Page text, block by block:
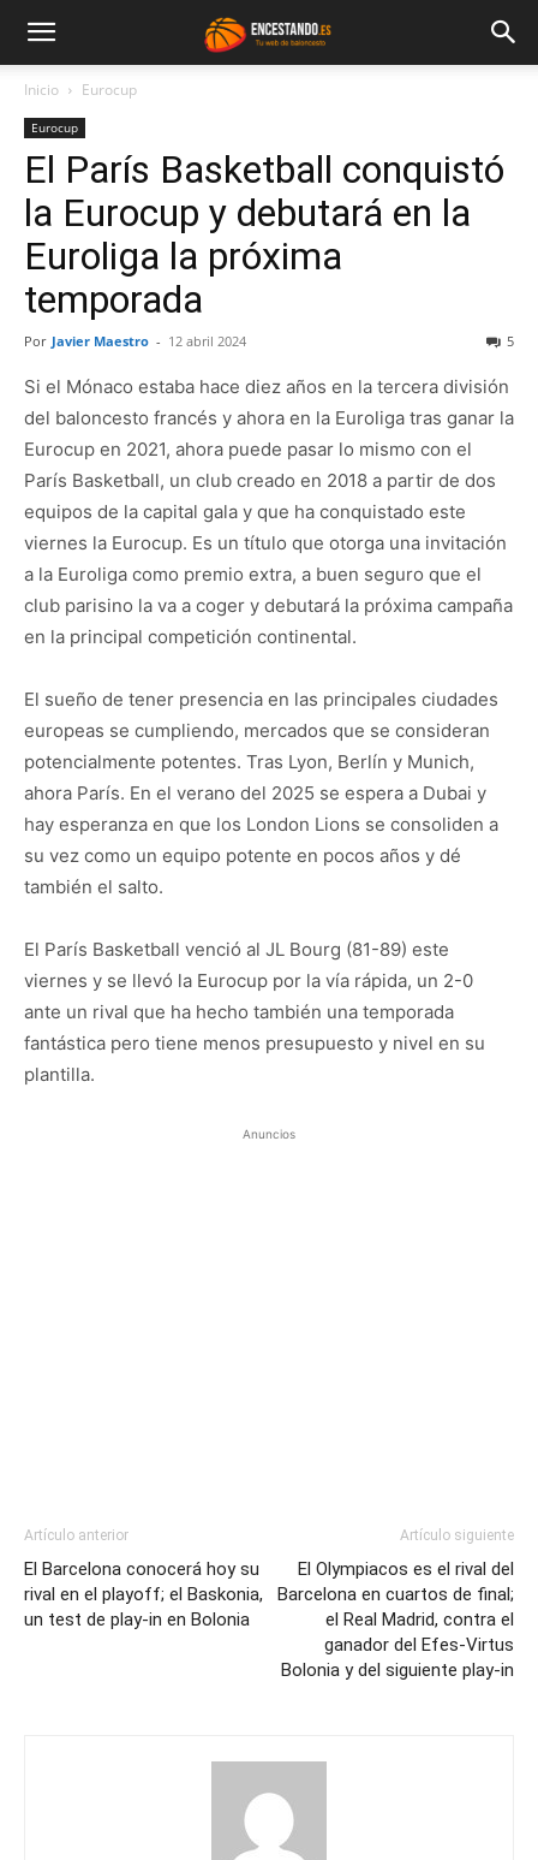
Inicio Eurocup
Eurocup
El París Basketball conquistó
la Eurocup y debutará en la
Euroliga la próxima
temporada
Por Javier Maestro - 12 abril 2024 5
Si el Mónaco estaba hace diez años en la tercera división
del baloncesto francés y ahora en la Euroliga tras ganar la
Eurocup en 2021, ahora puede pasar lo mismo con el
París Basketball, un club creado en 2018 a partir de dos
equipos de la capital gala y que ha conquistado este
viernes la Eurocup. Es un título que otorga una invitación
a la Euroliga como premio extra, a buen seguro que el
club parisino la va a coger y debutará la próxima campaña
en la principal competición continental.
El sueño de tener presencia en las principales ciudades
europeas se cumpliendo, mercados que se consideran
potencialmente potentes. Tras Lyon, Berlín y Munich,
ahora París. En el verano del 2025 se espera a Dubai y
hay esperanza en que los London Lions se consoliden a
su vez como un equipo potente en pocos años y dé
también el salto.
El París Basketball venció al JL Bourg (81-89) este
viernes y se llevó la Eurocup por la vía rápida, un 2-0
ante un rival que ha hecho también una temporada
fantástica pero tiene menos presupuesto y nivel en su
plantilla.
Anuncios
Artículo anterior
El Barcelona conocerá hoy su
rival en el playoff; el Baskonia,
un test de play-in en Bolonia
Artículo siguiente
El Olympiacos es el rival del
Barcelona en cuartos de final;
el Real Madrid, contra el
ganador del Efes-Virtus
Bolonia y del siguiente play-in